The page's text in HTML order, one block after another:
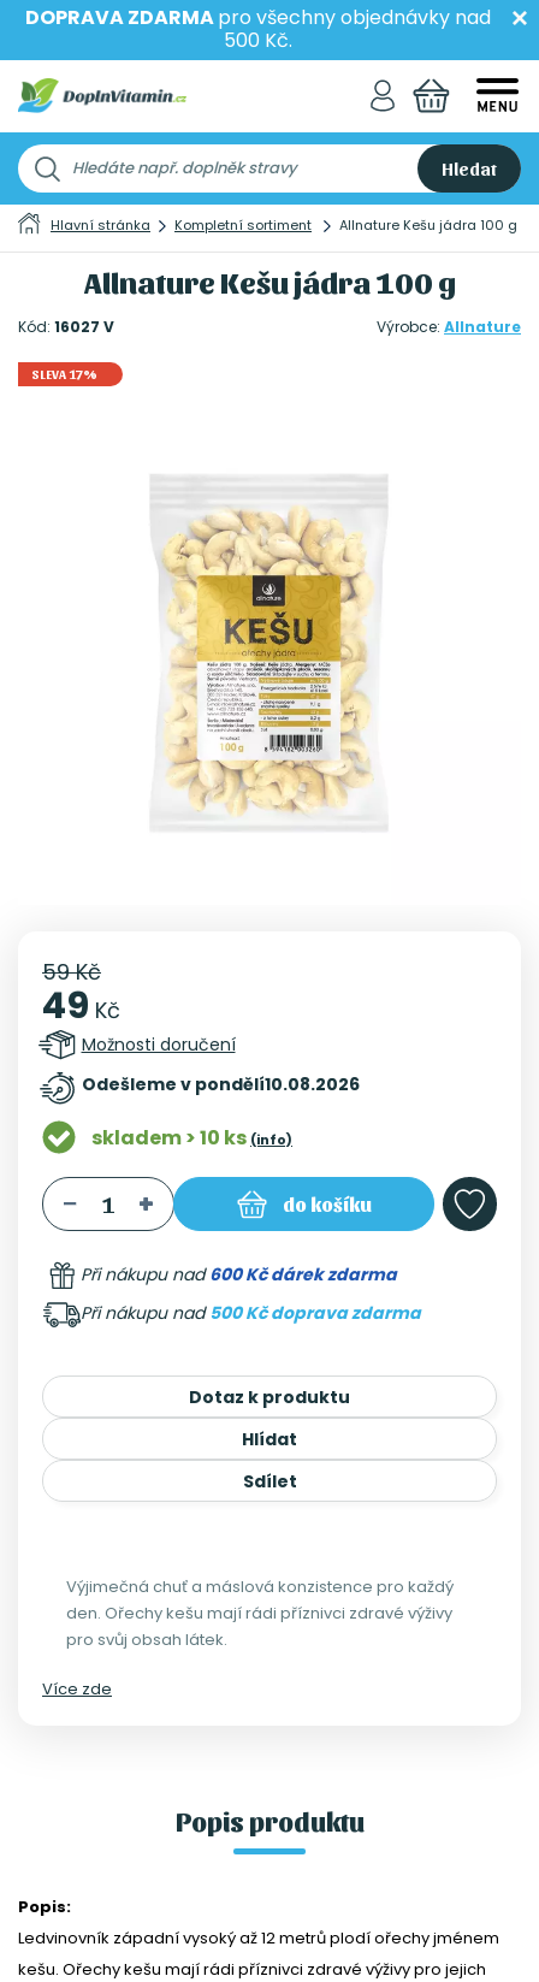
DOPRAVA ZDARMApro všechny objednávky nad
500 Kč.
Hledat
Hlavní stránka Kompletní sortiment Allnature Kešu jádra 100 g
Allnature Kešu jádra 100 g
Kód: 16027 V Výrobce: Allnature
SLEVA 17%
59 Kč
49 Kč
Možnosti doručení
Odešleme v pondělí10.08.2026
skladem > 10 ks (info)
do košíku
Při nákupu nad600 Kč dárek zdarma
Při nákupu nad 500 Kč doprava zdarma
Dotaz k produktu
Hlídat
Sdílet
Výjimečná chuť a máslová konzistence pro každý
den. Ořechy kešu mají rádi příznivci zdravé výživy
pro svůj obsah látek.
Více zde
Popis produktu
Popis:
Ledvinovník západní vysoký až 12 metrů plodí ořechy jménem
kešu. Ořechy kešu mají rádi příznivci zdravé výživy pro jejich